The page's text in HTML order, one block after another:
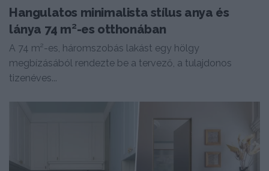
Hangulatos minimalista stílus anya és
lánya 74 m²-es otthonában
A 74 m²-es, háromszobás lakást egy hölgy
megbízásából rendezte be a tervező, a tulajdonos
tizenéves...